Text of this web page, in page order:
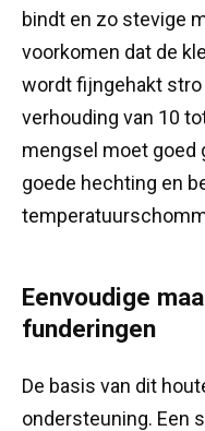
bindt en zo stevige
voorkomen dat de
wordt fijngehakt
verhouding van 10
mengsel moet goed
goede hechting en
Eenvoudige
funderingen
De basis van dit
ondersteuning. Een